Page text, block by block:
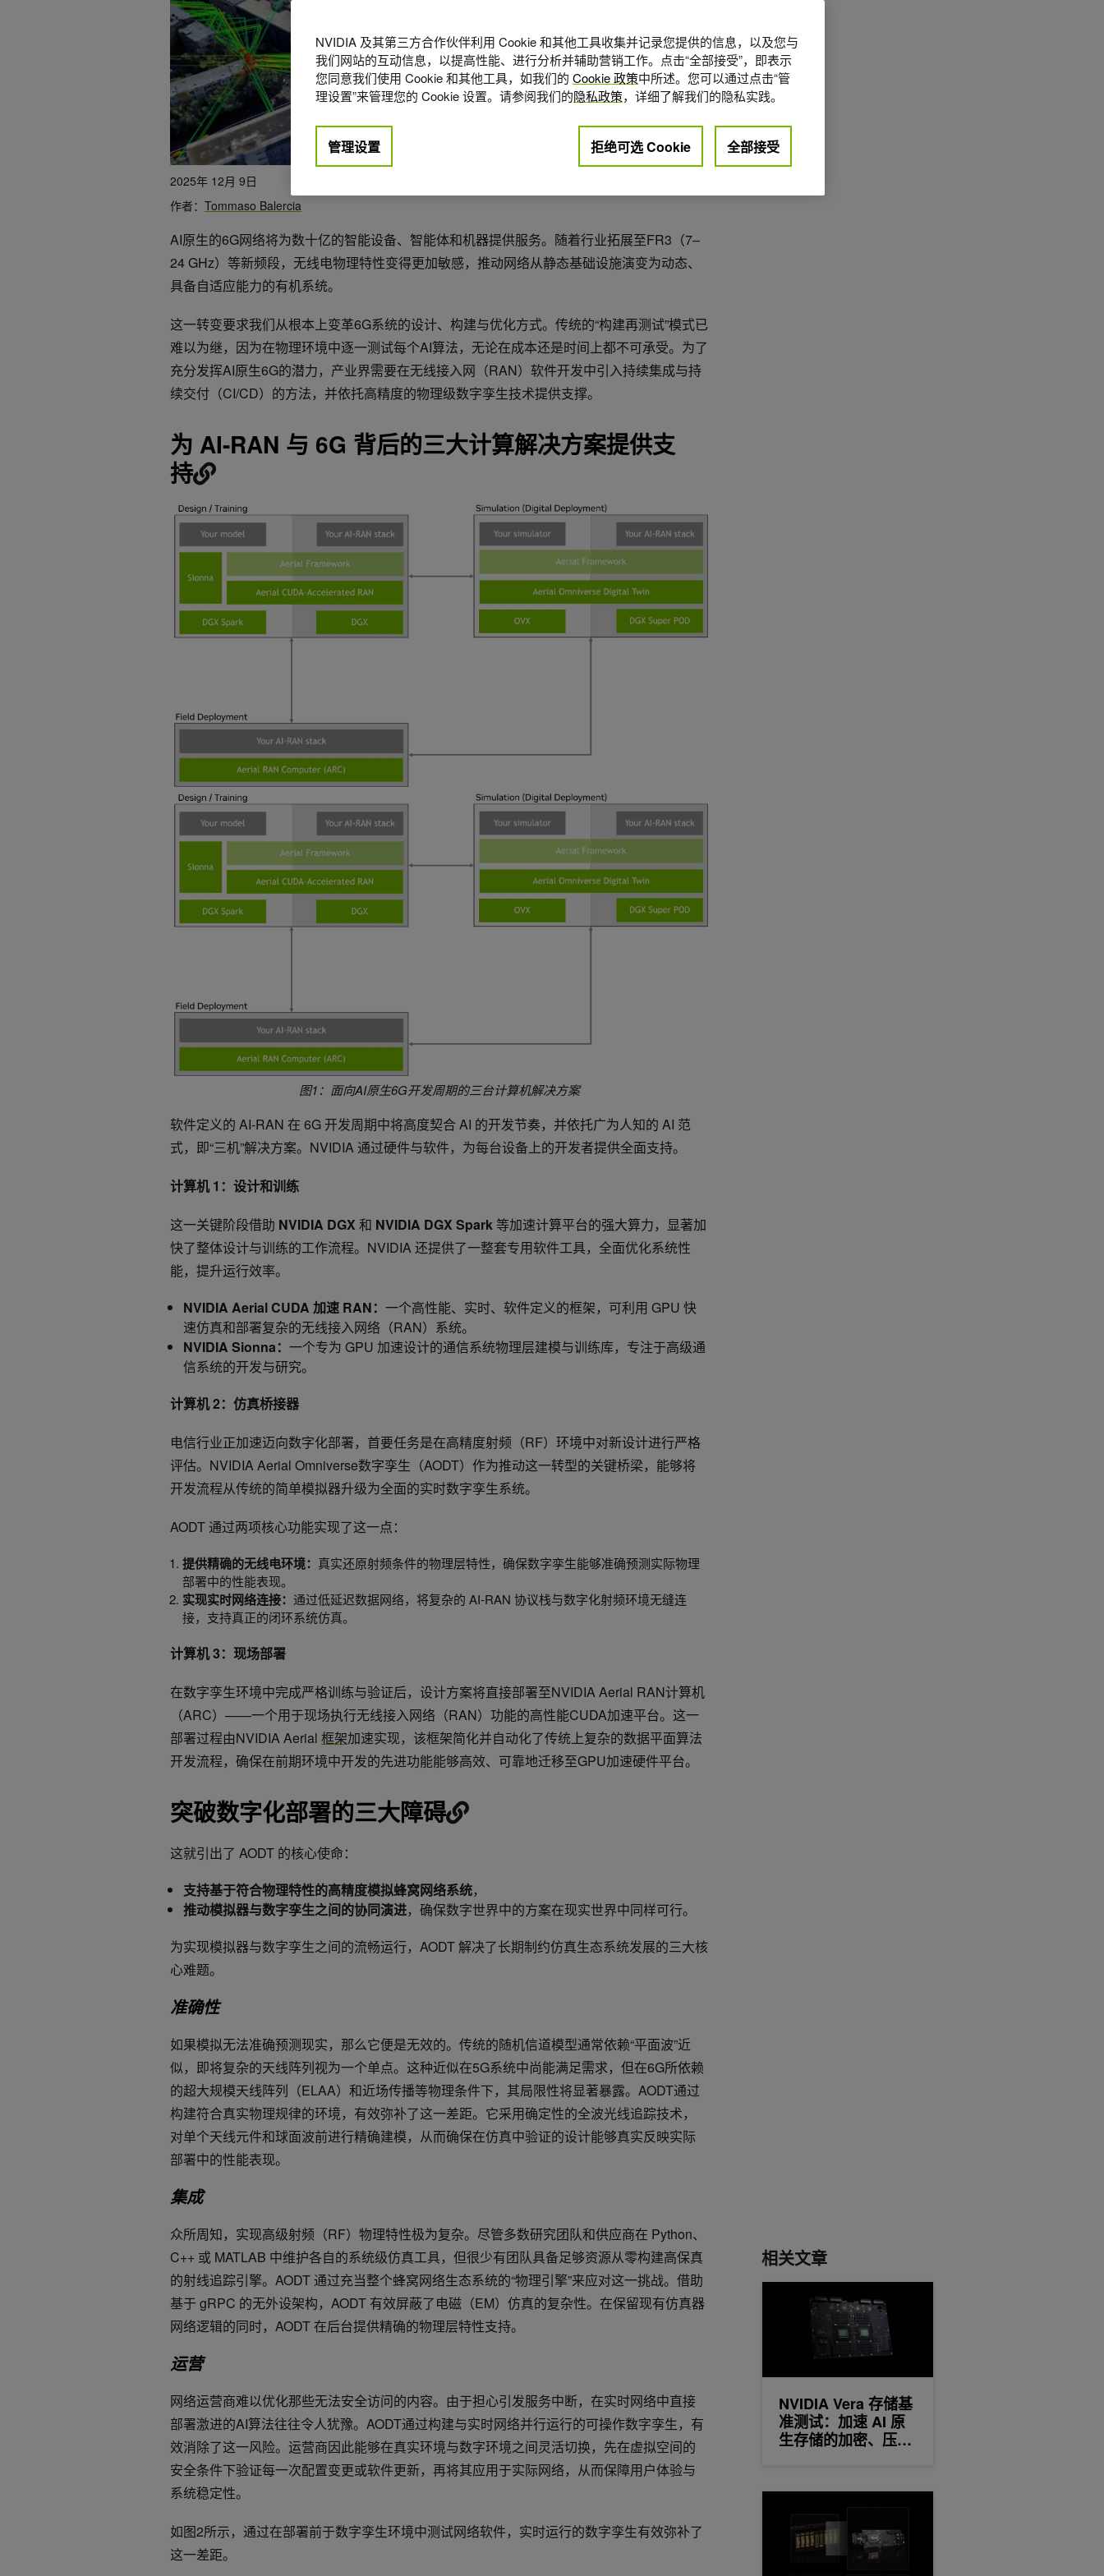
2025年 12月 9日
作者： Tommaso Balercia
AI原生的6G网络将为数十亿的智能设备、智能体和机器提供服务。随着行业拓展至FR3（7–
24 GHz）等新频段，无线电物理特性变得更加敏感，推动网络从静态基础设施演变为动态、
具备自适应能力的有机系统。
这一转变要求我们从根本上变革6G系统的设计、构建与优化方式。传统的“构建再测试”模式已
难以为继，因为在物理环境中逐一测试每个AI算法，无论在成本还是时间上都不可承受。为了
充分发挥AI原生6G的潜力，产业界需要在无线接入网（RAN）软件开发中引入持续集成与持
续交付（CI/CD）的方法，并依托高精度的物理级数字孪生技术提供支撑。
为 AI-RAN 与 6G 背后的三大计算解决方案提供支
持
图1：面向AI原生6G开发周期的三台计算机解决方案
软件定义的 AI-RAN 在 6G 开发周期中将高度契合 AI 的开发节奏，并依托广为人知的 AI 范
式，即“三机”解决方案。NVIDIA 通过硬件与软件，为每台设备上的开发者提供全面支持。
计算机 1：设计和训练
这一关键阶段借助 NVIDIA DGX 和 NVIDIA DGX Spark等加速计算平台的强大算力，显著加
快了整体设计与训练的工作流程。NVIDIA 还提供了一整套专用软件工具，全面优化系统性
能，提升运行效率。
NVIDIA Aerial CUDA 加速 RAN： 一个高性能、实时、软件定义的框架，可利用 GPU 快
速仿真和部署复杂的无线接入网络（RAN）系统。
NVIDIA Sionna： 一个专为 GPU 加速设计的通信系统物理层建模与训练库，专注于高级通
信系统的开发与研究。
计算机 2：仿真桥接器
电信行业正加速迈向数字化部署，首要任务是在高精度射频（RF）环境中对新设计进行严格
评估。NVIDIA Aerial Omniverse数字孪生（AODT）作为推动这一转型的关键桥梁，能够将
开发流程从传统的简单模拟器升级为全面的实时数字孪生系统。
AODT 通过两项核心功能实现了这一点：
提供精确的无线电环境： 真实还原射频条件的物理层特性，确保数字孪生能够准确预测实际物理
部署中的性能表现。
实现实时网络连接： 通过低延迟数据网络，将复杂的 AI-RAN 协议栈与数字化射频环境无缝连
接，支持真正的闭环系统仿真。
计算机 3：现场部署
在数字孪生环境中完成严格训练与验证后，设计方案将直接部署至NVIDIA Aerial RAN计算机
（ARC）——一个用于现场执行无线接入网络（RAN）功能的高性能CUDA加速平台。这一
部署过程由NVIDIA Aerial 框架加速实现，该框架简化并自动化了传统上复杂的数据平面算法
开发流程，确保在前期环境中开发的先进功能能够高效、可靠地迁移至GPU加速硬件平台。
突破数字化部署的三大障碍
这就引出了 AODT 的核心使命：
支持基于符合物理特性的高精度模拟蜂窝网络系统，
推动模拟器与数字孪生之间的协同演进，确保数字世界中的方案在现实世界中同样可行。
为实现模拟器与数字孪生之间的流畅运行，AODT 解决了长期制约仿真生态系统发展的三大核
心难题。
准确性
如果模拟无法准确预测现实，那么它便是无效的。传统的随机信道模型通常依赖“平面波”近
似，即将复杂的天线阵列视为一个单点。这种近似在5G系统中尚能满足需求，但在6G所依赖
的超大规模天线阵列（ELAA）和近场传播等物理条件下，其局限性将显著暴露。AODT通过
构建符合真实物理规律的环境，有效弥补了这一差距。它采用确定性的全波光线追踪技术，
对单个天线元件和球面波前进行精确建模，从而确保在仿真中验证的设计能够真实反映实际
部署中的性能表现。
集成
众所周知，实现高级射频（RF）物理特性极为复杂。尽管多数研究团队和供应商在 Python、
C++ 或 MATLAB 中维护各自的系统级仿真工具，但很少有团队具备足够资源从零构建高保真
的射线追踪引擎。AODT 通过充当整个蜂窝网络生态系统的“物理引擎”来应对这一挑战。借助
基于 gRPC 的无外设架构，AODT 有效屏蔽了电磁（EM）仿真的复杂性。在保留现有仿真器
网络逻辑的同时，AODT 在后台提供精确的物理层特性支持。
运营
网络运营商难以优化那些无法安全访问的内容。由于担心引发服务中断，在实时网络中直接
部署激进的AI算法往往令人犹豫。AODT通过构建与实时网络并行运行的可操作数字孪生，有
效消除了这一风险。运营商因此能够在真实环境与数字环境之间灵活切换，先在虚拟空间的
安全条件下验证每一次配置变更或软件更新，再将其应用于实际网络，从而保障用户体验与
系统稳定性。
如图2所示，通过在部署前于数字孪生环境中测试网络软件，实时运行的数字孪生有效弥补了
这一差距。
相关文章
NVIDIA Vera 存储基
准测试：加速 AI 原
生存储的加密、压
NVIDIA 及其第三方合作伙伴利用 Cookie 和其他工具收集并记录您提供的信息，以及您与
我们网站的互动信息，以提高性能、进行分析并辅助营销工作。点击“全部接受”，即表示
您同意我们使用 Cookie 和其他工具，如我们的 Cookie 政策中所述。您可以通过点击“管
理设置”来管理您的 Cookie 设置。请参阅我们的隐私政策，详细了解我们的隐私实践。
管理设置 拒绝可选 Cookie 全部接受